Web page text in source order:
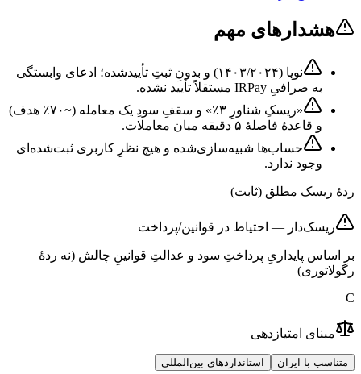
هشدارهای مهم
نوپا (۱۴۰۳/۲۰۲۴) و بدونِ ثبتِ تأییدشده؛ ادعای وابستگی
به صرافیِ IRPay مستقلاً تأیید نشده.
«ریسکِ شناورِ ۳٪» و سقفِ سودِ یک معامله (~۷۰٪ هدف)
و قاعدهٔ فاصلهٔ ۵ دقیقه میان معاملات.
حساب‌ها شبیه‌سازی‌شده و هیچ نظرِ کاربری ثبت‌شده‌ای
وجود ندارد.
ردهٔ ریسک مطلق (ثابت)
ریسک‌دار — احتیاط در قوانین/پرداخت
بر اساس پایداریِ پرداختِ سود و عدالتِ قوانینِ چالش (نه ردهٔ
رگولاتوری)
C
مبنای امتیازدهی
متناسب با ایران استانداردهای بین‌المللی